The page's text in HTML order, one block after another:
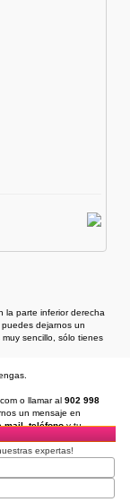
la parte inferior derecha
dejarnos un
sencillo, sólo tienes
o llamar al 902 998
un mensaje en
mail,teléfonoy tu
expertas!